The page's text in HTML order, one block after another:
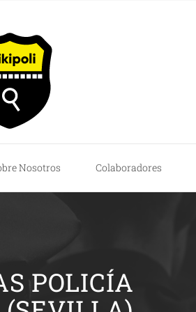
Nosotros Colaboradores
POLICÍA